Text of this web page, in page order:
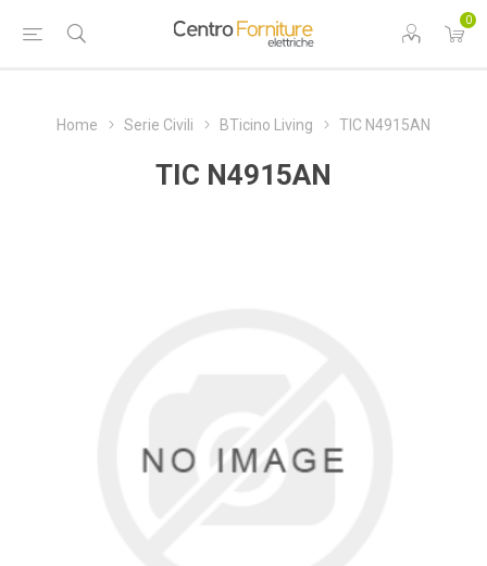
0
Home Serie Civili BTicino Living TIC N4915AN
TIC N4915AN